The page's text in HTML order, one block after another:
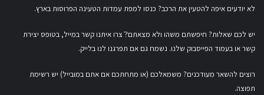
י
ל
ל
לא יודעים איפה להטעין את הרכב? כנסו למפת עמדות הטעינה הפרוסות בארץ.
יש לכם שאלות? חיפשתם משהו ולא מצאתם?ֿ צרו איתנו קשר במייל, בטופס יצירת
קשראובעמוד הפייסבוק שלנו. נשמח גם אם תפרגנו לנו בלייק.
רוצים להשאר מעודכנים? משמאלכם (או מתחתכם אם אתם במובייל) יש רשימת
תפוצה.